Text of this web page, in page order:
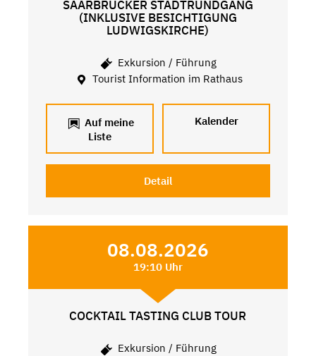
SAARBRÜCKER STADTRUNDGANG
(INKLUSIVE BESICHTIGUNG
LUDWIGSKIRCHE)
Exkursion / Führung
Tourist Information im Rathaus
Auf meine
Liste
Kalender
Detail
08.08.2026
19:10 Uhr
COCKTAIL TASTING CLUB TOUR
Exkursion / Führung